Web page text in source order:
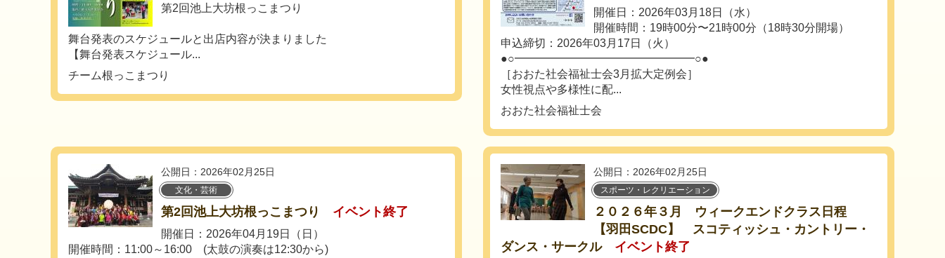
第2回池上大坊根っこまつり
舞台発表のスケジュールと出店内容が決まりました
【舞台発表スケジュール...
チーム根っこまつり
開催日：2026年03月18日（水）
開催時間：19時00分〜21時00分（18時30分開場）
申込締切：2026年03月17日（火）
●○━━━━━━━━━━━━━━━━○●
［おおた社会福祉士会3月拡大定例会］
女性視点や多様性に配...
おおた社会福祉士会
公開日：2026年02月25日
文化・芸術
第2回池上大坊根っこまつり イベント終了
開催日：2026年04月19日（日）
開催時間：11:00～16:00 (太鼓の演奏は12:30から)
公開日：2026年02月25日
スポーツ・レクリエーション
２０２６年３月 ウィークエンドクラス日程
【羽田SCDC】 スコティッシュ・カントリー・
ダンス・サークル
イベント終了